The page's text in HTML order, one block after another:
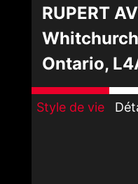
RUPERT
Ontario,
Style de vie